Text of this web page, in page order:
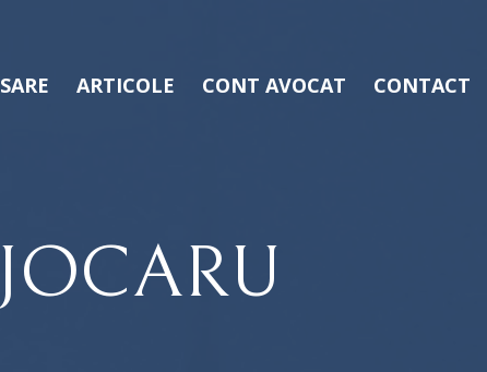
ARTICOLE CONT AVOCAT CONTACT